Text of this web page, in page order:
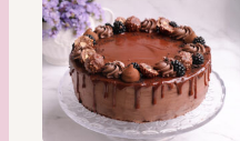
Saiakesed
Leivad / saiad